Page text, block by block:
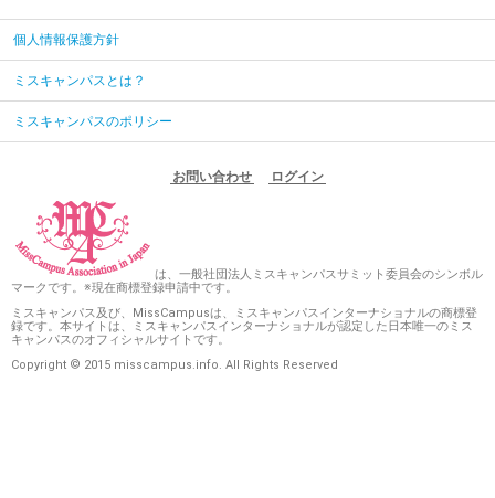
個人情報保護方針
ミスキャンパスとは？
ミスキャンパスのポリシー
お問い合わせ ログイン
は、一般社団法人ミスキャンパスサミット委員会のシンボル
マークです。※現在商標登録申請中です。
ミスキャンパス及び、MissCampusは、ミスキャンパスインターナショナルの商標登
録です。本サイトは、ミスキャンパスインターナショナルが認定した日本唯一のミス
キャンパスのオフィシャルサイトです。
Copyright © 2015 misscampus.info. All Rights Reserved